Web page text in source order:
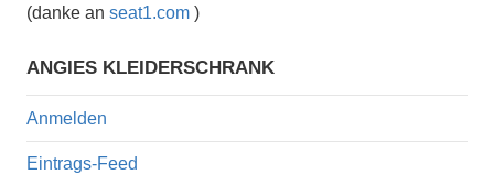
(danke an seat1.com )
ANGIES KLEIDERSCHRANK
Anmelden
Eintrags-Feed